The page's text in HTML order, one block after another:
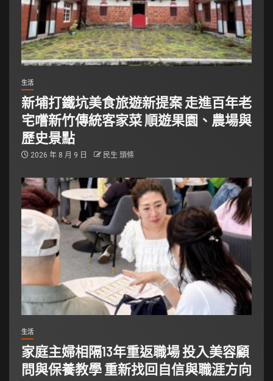
生活
新埔打鐵坑美食旅遊新提案 走進百年老
宅嚐新竹傳統客家菜 順遊果園、農場與
歷史景點
2026 年 8 月 9 日 民生 頭條
生活
家庭主婦相隔13年重返職場 投入美容顧
問與保養教學 重新找回自信與職涯方向